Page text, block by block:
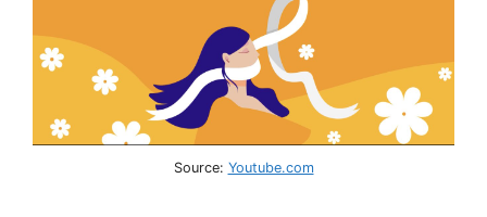
Source: Youtube.com